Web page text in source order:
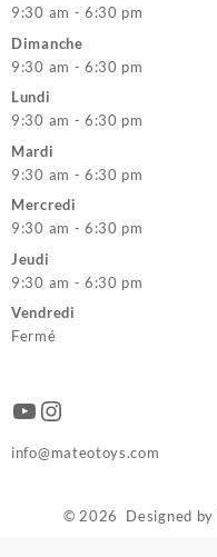
9:30 am - 6:30 pm
Dimanche
9:30 am - 6:30 pm
Lundi
9:30 am - 6:30 pm
Mardi
9:30 am - 6:30 pm
Mercredi
9:30 am - 6:30 pm
Jeudi
9:30 am - 6:30 pm
Vendredi
Fermé
YouTube
Instagram
info@mateotoys.com
© 2026 Designed by